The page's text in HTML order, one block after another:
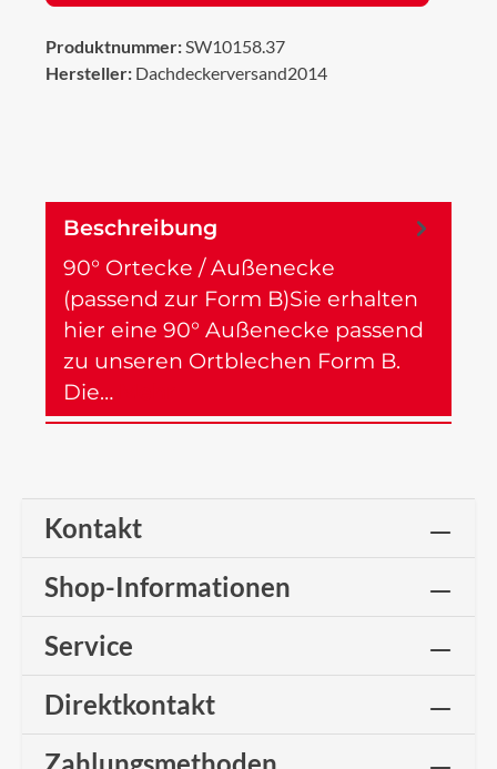
Produktnummer:SW10158.37
Hersteller: Dachdeckerversand2014
Beschreibung
90° Ortecke / Außenecke
(passend zur Form B)Sie erhalten
hier eine 90° Außenecke passend
zu unseren Ortblechen Form B.
Die…
Kontakt
Shop-Informationen
Service
Direktkontakt